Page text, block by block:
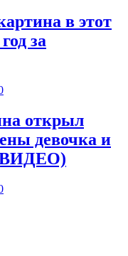
в этот
за
открыл
девочка и
(ВИДЕО)